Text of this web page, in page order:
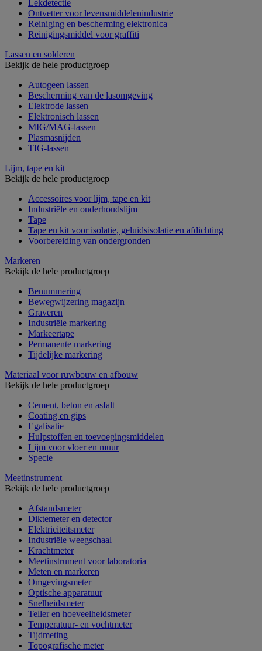
Lekdetectie
Ontvetter voor levensmiddelenindustrie
Reiniging en bescherming elektronica
Reinigingsmiddel voor graffiti
Lassen en solderen
Bekijk de hele productgroep
Autogeen lassen
Bescherming van de lasomgeving
Elektrode lassen
Elektronisch lassen
MIG/MAG-lassen
Plasmasnijden
TIG-lassen
Lijm, tape en kit
Bekijk de hele productgroep
Accessoires voor lijm, tape en kit
Industriële en onderhoudslijm
Tape
Tape en kit voor isolatie, geluidsisolatie en afdichting
Voorbereiding van ondergronden
Markeren
Bekijk de hele productgroep
Benummering
Bewegwijzering magazijn
Graveren
Industriële markering
Markeertape
Permanente markering
Tijdelijke markering
Materiaal voor ruwbouw en afbouw
Bekijk de hele productgroep
Cement, beton en asfalt
Coating en gips
Egalisatie
Hulpstoffen en toevoegingsmiddelen
Lijm voor vloer en muur
Specie
Meetinstrument
Bekijk de hele productgroep
Afstandsmeter
Diktemeter en detector
Elektriciteitsmeter
Industriële weegschaal
Krachtmeter
Meetinstrument voor laboratoria
Meten en markeren
Omgevingsmeter
Optische apparatuur
Snelheidsmeter
Teller en hoeveelheidsmeter
Temperatuur- en vochtmeter
Tijdmeting
Topografische meter